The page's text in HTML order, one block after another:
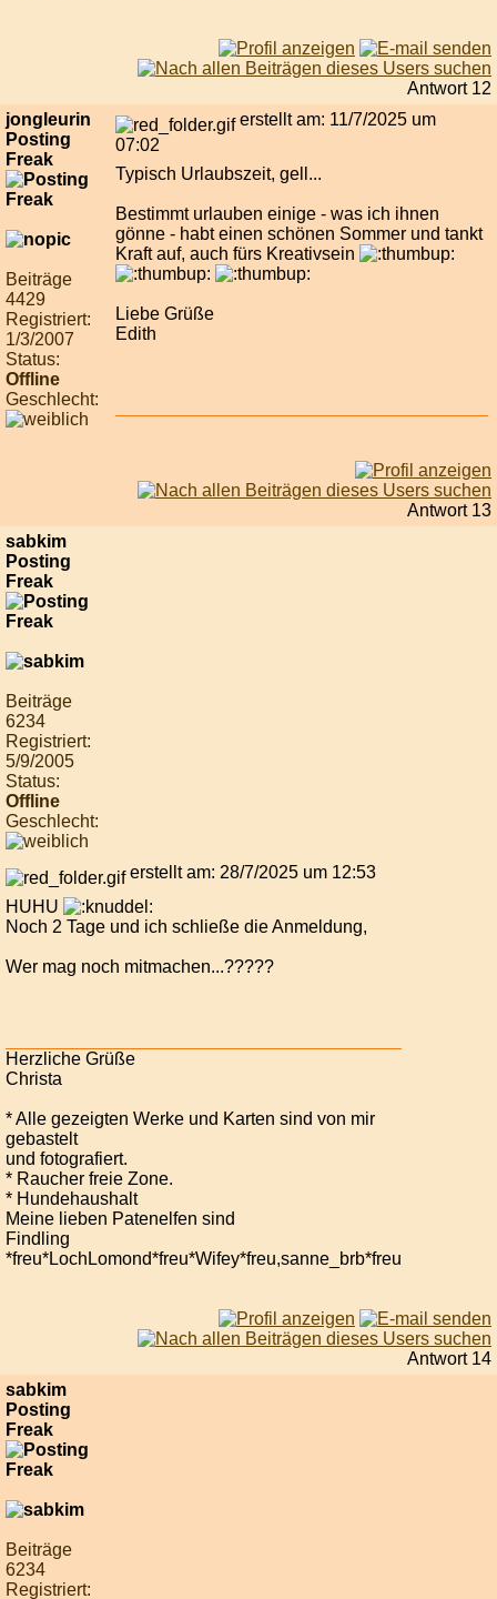
Antwort 12
jongleurin
Posting
Freak
Beiträge
4429
Registriert:
1/3/2007
Status:
Offline
Geschlecht:
erstellt am: 11/7/2025 um
07:02
Typisch Urlaubszeit, gell...
Bestimmt urlauben einige - was ich ihnen
gönne - habt einen schönen Sommer und tankt
Kraft auf, auch fürs Kreativsein
Liebe Grüße
Edith
Antwort 13
sabkim
Posting
Freak
Beiträge
6234
Registriert:
5/9/2005
Status:
Offline
Geschlecht:
erstellt am: 28/7/2025 um 12:53
HUHU
Noch 2 Tage und ich schließe die Anmeldung,
Wer mag noch mitmachen...?????
Herzliche Grüße
Christa
* Alle gezeigten Werke und Karten sind von mir
gebastelt
und fotografiert.
* Raucher freie Zone.
* Hundehaushalt
Meine lieben Patenelfen sind
Findling
*freu*LochLomond*freu*Wifey*freu,sanne_brb*freu
Antwort 14
sabkim
Posting
Freak
Beiträge
6234
Registriert: